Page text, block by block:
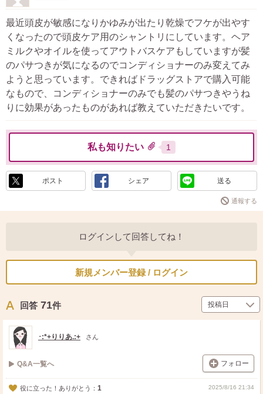
最近頭皮が敏感になりかゆみが出たり乾燥でフケが出やす
くなったので頭皮ケア用のシャントリにしています。ヘア
ミルクやオイルを使ってアウトバスケアもしていますが髪
のパサつきが気になるのでコンディショナーのみ変えてみ
ようと思っています。できればドラッグストアで購入可能
なもので、コンディショナーのみでも髪のパサつきやうね
りに効果があったものがあれば教えていただきたいです。
私も知りたい 1
ポスト シェア 送る
通報する
ログインして回答してね！
新規メンバー登録 / ログイン
回答 71件
･:*+りりあ.:+ さん
Q&A一覧へ フォロー
役に立った！ありがとう： 1 2025/8/16 21:34